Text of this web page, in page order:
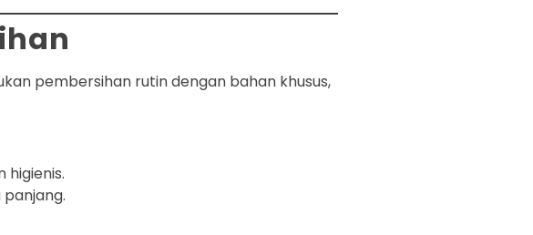
pembersihan rutin dengan bahan khusus,
higienis.